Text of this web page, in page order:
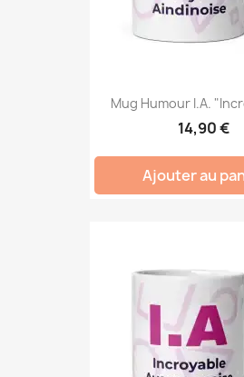
Mug Humour I.A.
14,90 €
Ajouter au